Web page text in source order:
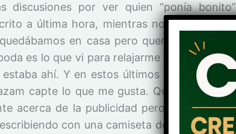
discusiones por ver quien “ponía
a última hora, mientras nos
en casa pero queríamos buena
es lo que vi para relajarme y ver que
estaba ahí. Y en estos últimos años le
capte lo que me gusta. Quería escribir
acerca de la publicidad pero me he
con una camiseta de Coca Cola,